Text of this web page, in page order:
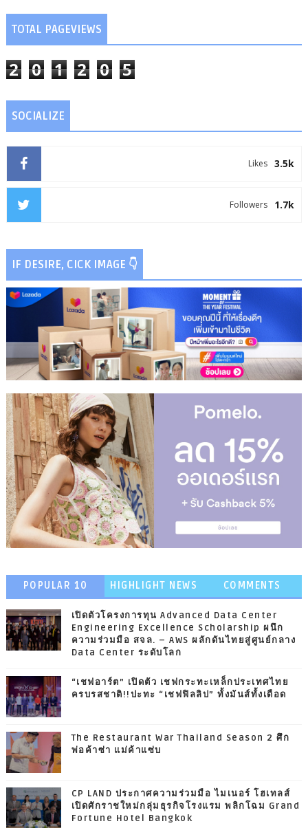
TOTAL PAGEVIEWS
2 0 1 2 0 5
SOCIALIZE
3.5k
Likes
1.7k
Followers
IF DESIRE, CICK IMAGE 👇
POPULAR 10 HIGHLIGHT NEWS COMMENTS
เปิดตัวโครงการทุน Advanced Data Center
Engineering Excellence Scholarship ผนึก
ความร่วมมือ สจล. – AWS ผลักดันไทยสู่ศูนย์กลาง
Data Center ระดับโลก
“เชฟอาร์ต” เปิดตัว เชฟกระทะเหล็กประเทศไทย
ครบรสชาติ!!ปะทะ “เชฟฟิลลิป” ทั้งมันส์ทั้งเดือด
The Restaurant War Thailand Season 2 ศึก
พ่อค้าซ่า แม่ค้าแซ่บ
CP LAND ประกาศความร่วมมือ ไมเนอร์ โฮเทลส์
เปิดศักราชใหม่กลุ่มธุรกิจโรงแรม พลิกโฉม Grand
Fortune Hotel Bangkok